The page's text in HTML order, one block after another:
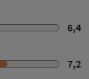
6,4
7,2